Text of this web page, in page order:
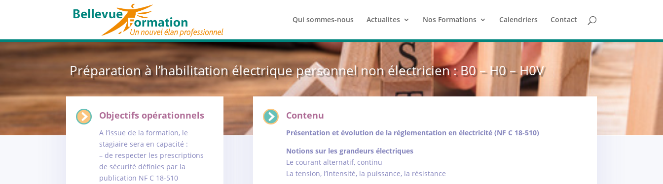
Qui sommes-nous Actualites Nos Formations Calendriers Contact
Préparation à l’habilitation électrique personnel non électricien : B0 – H0 – H0V
Objectifs opérationnels
A l’issue de la formation, le
stagiaire sera en capacité :
– de respecter les prescriptions
de sécurité définies par la
publication NF C 18-510
Contenu
Présentation et évolution de la réglementation en électricité (NF C 18-510)
Notions sur les grandeurs électriques
Le courant alternatif, continu
La tension, l’intensité, la puissance, la résistance